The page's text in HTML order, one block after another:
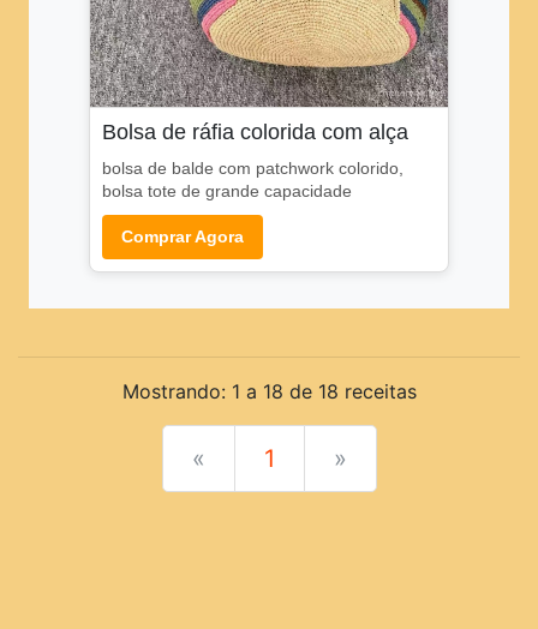
Pratos Principais
Pratos Rápidos
Pratos Típicos
Saladas
Sanduíches
Sobremesas
Sopas e Caldos
PRINCIPAL
Bolsa de ráfia colorida com alça
bolsa de balde com patchwork colorido,
bolsa tote de grande capacidade
Comprar Agora
Mostrando: 1 a 18 de 18 receitas
« 1 »